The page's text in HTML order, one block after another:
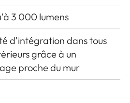
3 000 lumens
d'intégration dans tous
grâce à un
proche du mur